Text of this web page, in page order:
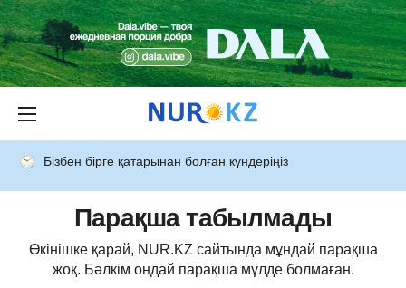
Бізбен бірге қатарынан болған күндеріңіз
Парақша табылмады
Өкінішке қарай, NUR.KZ сайтында мұндай парақша
жоқ. Бәлкім ондай парақша мүлде болмаған.